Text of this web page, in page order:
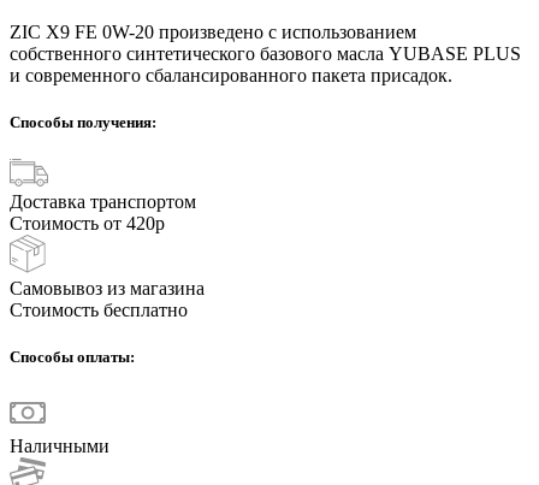
ZIC X9 FE 0W-20 произведено с использованием
собственного синтетического базового масла YUBASE PLUS
и современного сбалансированного пакета присадок.
Способы получения:
Доставка транспортом
Стоимость от 420р
Самовывоз из магазина
Стоимость бесплатно
Способы оплаты:
Наличными